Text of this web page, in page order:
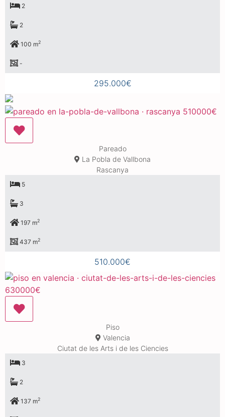
2
2
100 m2
-
295.000€
Pareado
La Pobla de Vallbona
Rascanya
5
3
197 m2
437 m2
510.000€
Piso
Valencia
Ciutat de les Arts i de les Ciencies
3
2
137 m2